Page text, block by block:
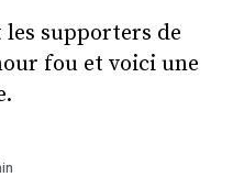
supporters de
fou et voici une